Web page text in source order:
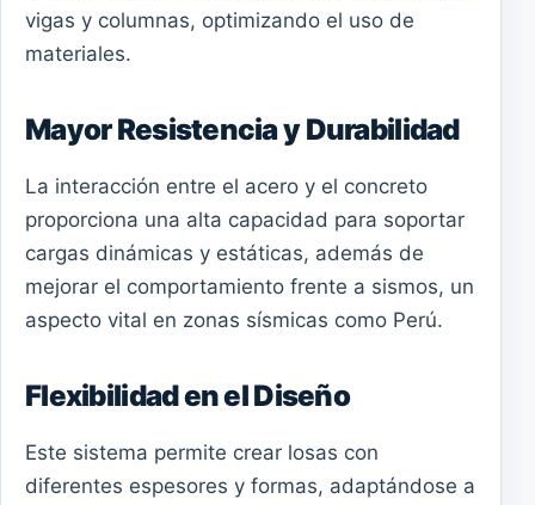
vigas y columnas, optimizando el uso de
materiales.
Mayor Resistencia y Durabilidad
La interacción entre el acero y el concreto
proporciona una alta capacidad para soportar
cargas dinámicas y estáticas, además de
mejorar el comportamiento frente a sismos, un
aspecto vital en zonas sísmicas como Perú.
Flexibilidad en el Diseño
Este sistema permite crear losas con
diferentes espesores y formas, adaptándose a